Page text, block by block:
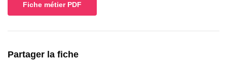
Fiche métier PDF
Partager la fiche